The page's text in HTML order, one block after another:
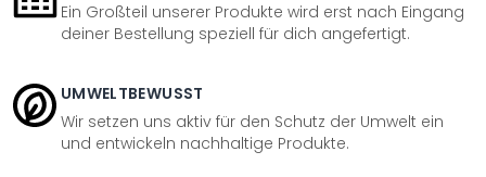
Ein Großteil unserer Produkte wird erst nach Eingang
deiner Bestellung speziell für dich angefertigt.
UMWELTBEWUSST
Wir setzen uns aktiv für den Schutz der Umwelt ein
und entwickeln nachhaltige Produkte.